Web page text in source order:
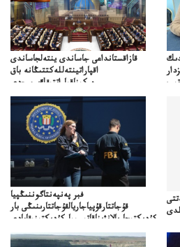
قازاقستانداعى جاساندى ينتەلجاساندى
اقپاراتينتەللەكتتىڭانە باق
ەركىناقپاراتتىقك جي-دى
شەكجۇمىسىياساتىن جانەا الاباق؟
ەركىندىگىبيلىكجيءدىشەكتەۋساياساتىنقولعاالاما؟
فبر پەنپەنتاگوننىڭپيا
قۇجاتتارقۇپياجاريالقۇجاتتارىنىڭى بار
كۇدىكتىجاريالانۋىناقاتىسىباركۇدىكتىنىقامادى